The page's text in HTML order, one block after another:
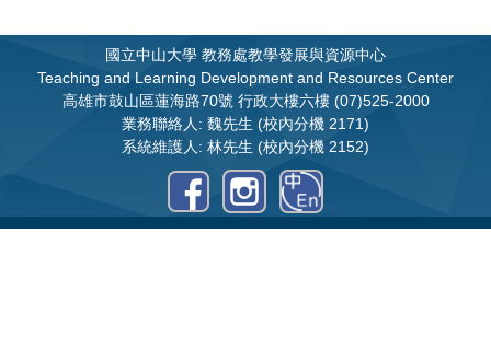
國立中山大學 教務處教學發展與資源中心
Teaching and Learning Development and Resources Center
高雄市鼓山區蓮海路70號 行政大樓六樓 (07)525-2000
業務聯絡人: 魏先生 (校內分機 2171)
系統維護人: 林先生 (校內分機 2152)